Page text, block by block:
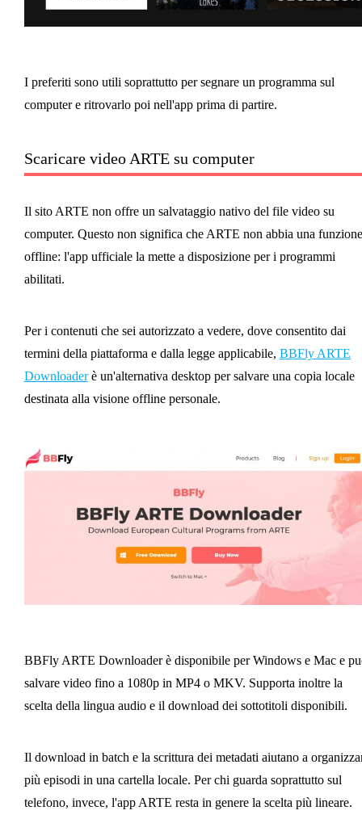
I preferiti sono utili soprattutto per segnare un programma sul
computer e ritrovarlo poi nell'app prima di partire.
Scaricare video ARTE su computer
Il sito ARTE non offre un salvataggio nativo del file video su
computer. Questo non significa che ARTE non abbia una funzione
offline: l'app ufficiale la mette a disposizione per i programmi
abilitati.
Per i contenuti che sei autorizzato a vedere, dove consentito dai
termini della piattaforma e dalla legge applicabile, BBFly ARTE
Downloaderè un'alternativa desktop per salvare una copia locale
destinata alla visione offline personale.
BBFly ARTE Downloader è disponibile per Windows e Mac e
salvare video fino a 1080p in MP4 o MKV. Supporta inoltre la
scelta della lingua audio e il download dei sottotitoli disponibili.
Il download in batch e la scrittura dei metadati aiutano a
più episodi in una cartella locale. Per chi guarda soprattutto sul
telefono, invece, l'app ARTE resta in genere la scelta più lineare.